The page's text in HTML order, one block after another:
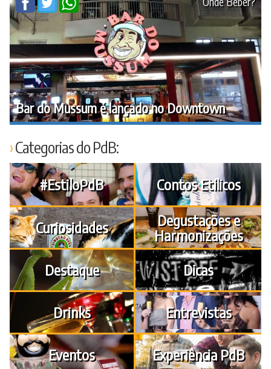
Bar do Mussum é lançado no Downtown
Categorias do PdB:
#EstiloPdB Contos Etílicos
Curiosidades
Degustações e
Harmonizações
Destaque
Dicas
Drinks Entrevistas
Eventos Experiência PdB